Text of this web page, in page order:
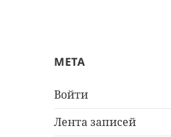
МЕТА
Войти
Лента записей